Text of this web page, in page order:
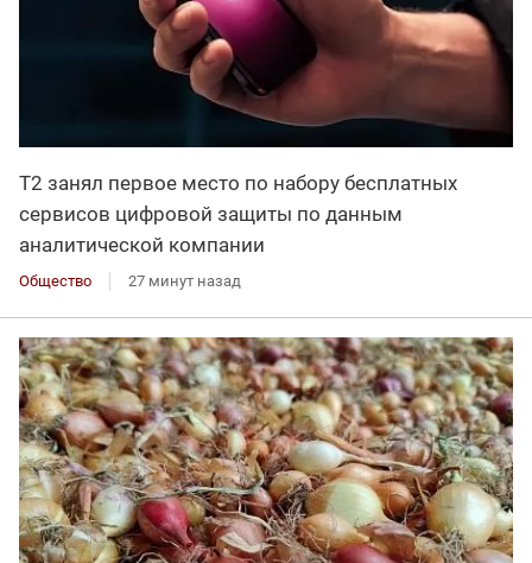
Т2 занял первое место по набору бесплатных
сервисов цифровой защиты по данным
аналитической компании
Общество 27 минут назад